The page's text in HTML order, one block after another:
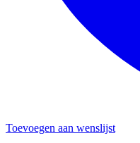
Toevoegen aan wenslijst